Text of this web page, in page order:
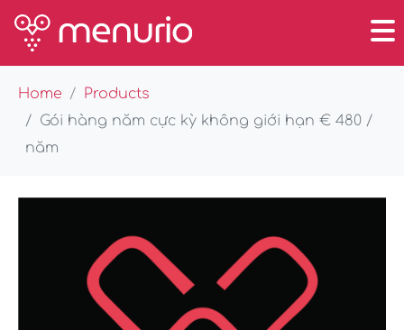
Home
Products
Gói hàng năm cực kỳ không giới hạn € 480 /
năm